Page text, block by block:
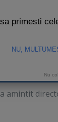
amintit
primesti
NU,
Nu